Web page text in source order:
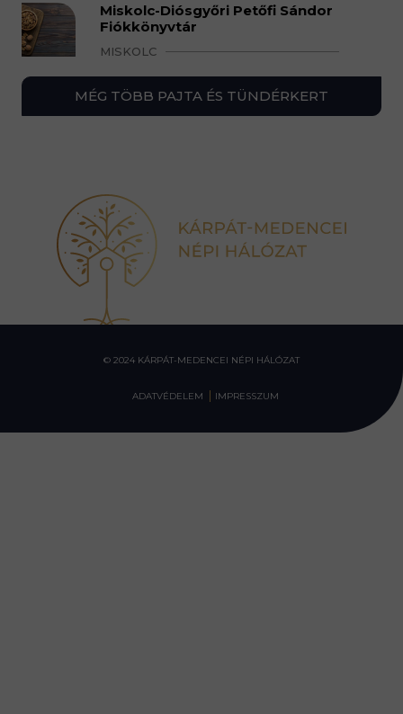
Miskolc-Diósgyőri Petőfi Sándor
Fiókkönyvtár
MISKOLC
MÉG TÖBB PAJTA ÉS TÜNDÉRKERT
© 2024 KÁRPÁT-MEDENCEI NÉPI HÁLÓZAT
ADATVÉDELEM IMPRESSZUM